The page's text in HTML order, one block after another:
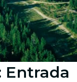
Entrada